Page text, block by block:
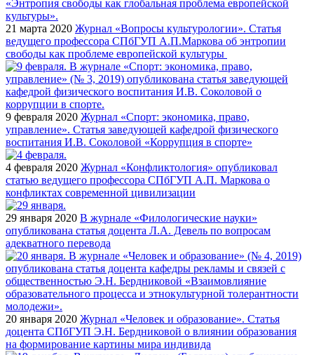
21 марта 2020 Журнал «Вопросы культурологии». Статья
ведущего профессора СПбГУП А.П.Маркова об энтропии
свободы как проблеме европейской культуры
9 февраля 2020 Журнал «Спорт: экономика, право,
управление». Статья заведующей кафедрой физического
воспитания И.В. Соколовой «Коррупция в спорте»
4 февраля 2020 Журнал «Конфликтология» опубликовал
статью ведущего профессора СПбГУП А.П. Маркова о
конфликтах современной цивилизации
29 января 2020 В журнале «Филологические науки»
опубликована статья доцента Л.А. Девель по вопросам
адекватного перевода
20 января 2020 Журнал «Человек и образование». Статья
доцента СПбГУП Э.Н. Бердниковой о влиянии образования
на формирование картины мира индивида